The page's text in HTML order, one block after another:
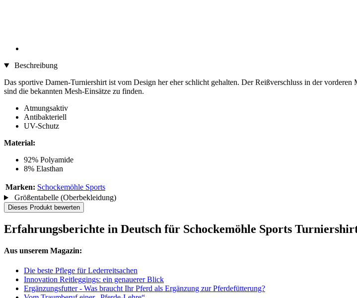
Beschreibung
Das sportive Damen-Turniershirt ist vom Design her eher schlicht gehalten. Der Reißverschluss in der
sind die bekannten Mesh-Einsätze zu finden.
Atmungsaktiv
Antibakteriell
UV-Schutz
Material:
92% Polyamide
8% Elasthan
Marken: Schockemöhle Sports
Größentabelle (Oberbekleidung)
Dieses Produkt bewerten
Erfahrungsberichte in Deutsch für Schockemöhle Sports
Aus unserem Magazin:
Die beste Pflege für Lederreitsachen
Innovation Reitleggings: ein genauerer Blick
Ergänzungsfutter - Was braucht Ihr Pferd als Ergänzung zur Pferdefütterung?